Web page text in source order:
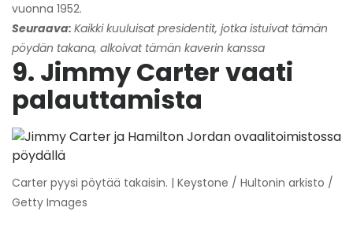
vuonna 1952.
Seuraava: Kaikki kuuluisat presidentit, jotka istuivat tämän
pöydän takana, alkoivat tämän kaverin kanssa
9. Jimmy Carter vaati
palauttamista
Carter pyysi pöytää takaisin. | Keystone / Hultonin arkisto /
Getty Images